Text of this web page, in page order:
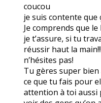
coucou
je suis contente que
Je comprends que
je t’assure, si tu
réussir haut la
n’hésites pas!
Tu gères super bien
ce que tu fais pour
attention à toi aussi